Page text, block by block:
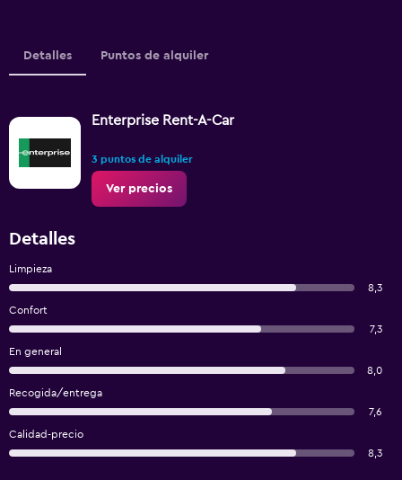
Detalles Puntos de alquiler
Enterprise Rent-A-Car
3 puntos de alquiler
Ver precios
Detalles
Limpieza
8,3
Confort
7,3
En general
8,0
Recogida/entrega
7,6
Calidad-precio
8,3